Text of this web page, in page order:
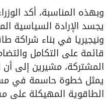
المناسبة، أكد
الإرادة السياسية
في بناء شراكة
على التكامل
مشيرين إلى أن
خطوة حاسمة في مسار
المهيكلة على